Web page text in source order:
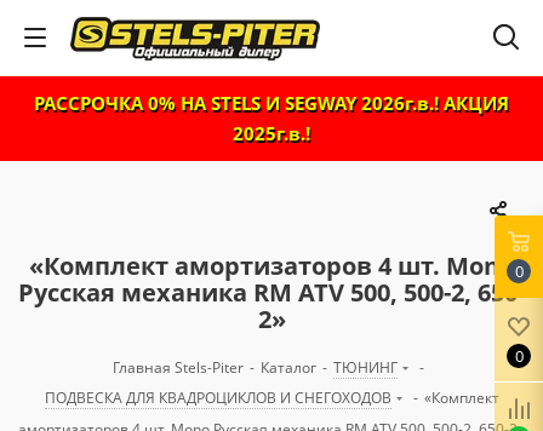
РАССРОЧКА 0% НА STELS И SEGWAY 2026г.в.! АКЦИЯ
2025г.в.!
«Комплект амортизаторов 4 шт. Mono
Русская механика RM ATV 500, 500-2, 650-
2»
Главная Stels-Piter - Каталог - ТЮНИНГ
-
ПОДВЕСКА ДЛЯ КВАДРОЦИКЛОВ И СНЕГОХОДОВ
- «Комплект
0
0